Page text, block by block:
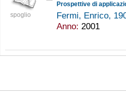
spoglio
Prospettive di
Fermi, Enrico,
Anno: 2001